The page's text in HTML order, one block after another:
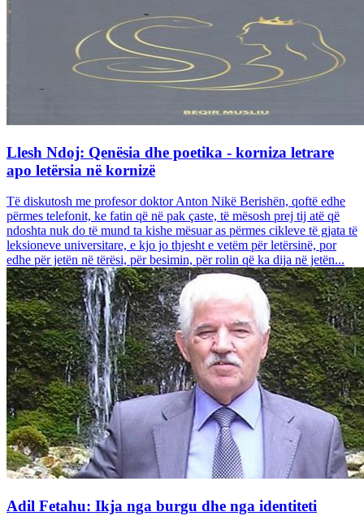
Llesh Ndoj: Qenësia dhe poetika - korniza letrare
apo letërsia në kornizë
Të diskutosh me profesor doktor Anton Nikë Berishën, qoftë edhe
përmes telefonit, ke fatin që në pak çaste, të mësosh prej tij atë që
ndoshta nuk do të mund ta kishe mësuar as përmes cikleve të gjata të
leksioneve universitare, e kjo jo thjesht e vetëm për letërsinë, por
edhe për jetën në tërësi, për besimin, për rolin që ka dija në jetën...
Adil Fetahu: Ikja nga burgu dhe nga identiteti